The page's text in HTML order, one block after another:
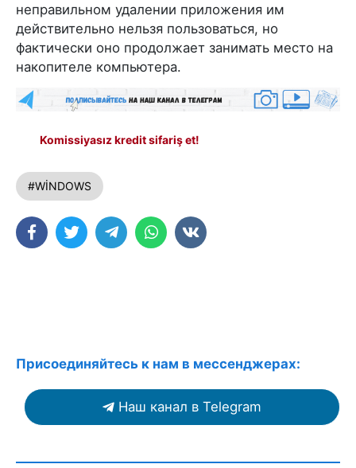
неправильном удалении приложения им
действительно нельзя пользоваться, но
фактически оно продолжает занимать место на
накопителе компьютера.
Komissiyasız kredit sifariş et!
#WİNDOWS
Присоединяйтесь к нам в мессенджерах:
Наш канал в Telegram